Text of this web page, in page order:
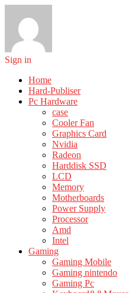
Sign in
Home
Hard-Publiser
Pc Hardware
case
Cooler Fan
Graphics Card
Nvidia
Radeon
Harddisk SSD
LCD
Memory
Motherboards
Power Supply
Processor
Amd
Intel
Gaming
Gaming Mobile
Gaming nintendo
Gaming Pc